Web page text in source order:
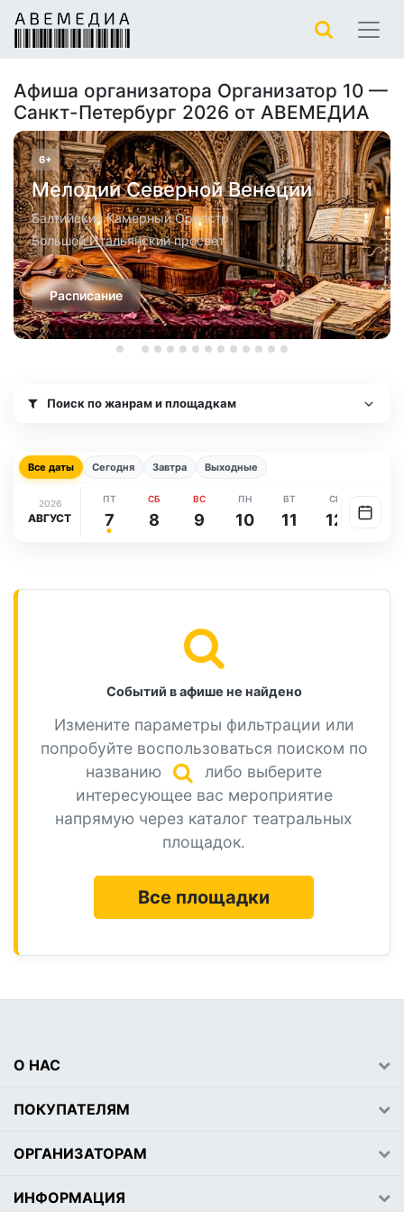
Афиша организатора Организатор 10 —
Санкт-Петербург 2026 от АВЕМЕДИА
6+
Мелодии Северной Венеции
Балтийский Камерный Оркестр
Большой Итальянский просвет
Расписание
Поиск по жанрам и площадкам
Все даты Сегодня Завтра Выходные
2026
АВГУСТ
ПТ
7
СБ
8
ВС
9
ПН
10
ВТ
11
СР
12 13
Событий в афише не найдено
Измените параметры фильтрации или
попробуйте воспользоваться поиском по
названию
либо выберите
интересующее вас мероприятие
напрямую через каталог театральных
площадок.
Все площадки
О НАС
ПОКУПАТЕЛЯМ
ОРГАНИЗАТОРАМ
ИНФОРМАЦИЯ